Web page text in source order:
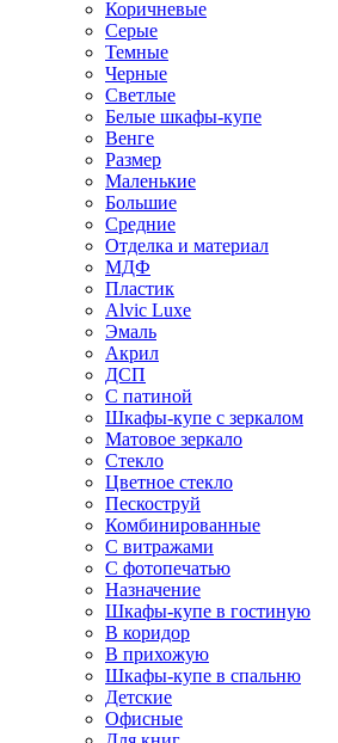
Коричневые
Серые
Темные
Черные
Светлые
Белые шкафы-купе
Венге
Размер
Маленькие
Большие
Средние
Отделка и материал
МДФ
Пластик
Alvic Luxe
Эмаль
Акрил
ДСП
С патиной
Шкафы-купе с зеркалом
Матовое зеркало
Стекло
Цветное стекло
Пескоструй
Комбинированные
С витражами
С фотопечатью
Назначение
Шкафы-купе в гостиную
В коридор
В прихожую
Шкафы-купе в спальню
Детские
Офисные